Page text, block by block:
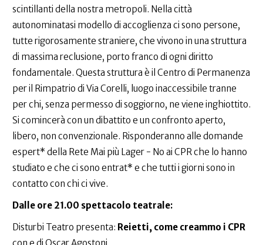
scintillanti della nostra metropoli. Nella città
autonominatasi modello di accoglienza ci sono persone,
tutte rigorosamente straniere, che vivono in una struttura
di massima reclusione, porto franco di ogni diritto
fondamentale. Questa struttura è il Centro di Permanenza
per il Rimpatrio di Via Corelli, luogo inaccessibile tranne
per chi, senza permesso di soggiorno, ne viene inghiottito.
Si comincerà con un dibattito e un confronto aperto,
libero, non convenzionale. Risponderanno alle domande
espert* della Rete Mai più Lager - No ai CPR che lo hanno
studiato e che ci sono entrat* e che tutti i giorni sono in
contatto con chi ci vive.
Dalle ore 21.00 spettacolo teatrale:
Disturbi Teatro presenta: Reietti, come creammo i CPR